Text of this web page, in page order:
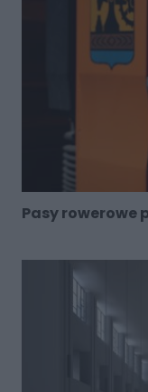
Pasy rowerowe